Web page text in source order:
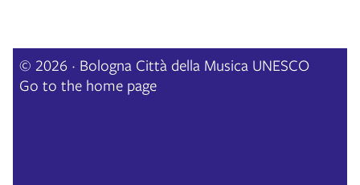
© 2026 · Bologna Città della Musica UNESCO
Go to the home page